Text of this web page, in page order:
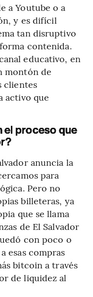
a Youtube o a
y es difícil
tan disruptivo
contenida.
educativo, en
montón de
clientes
activo que
el proceso que
anuncia la
para
Pero no
billeteras, ya
que se llama
de El Salvador
con poco o
esas compras
bitcoin a través
de liquidez al